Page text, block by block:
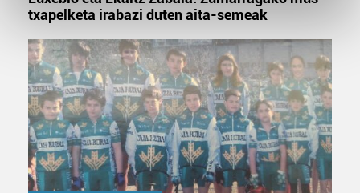
Find out more about how your personal data is processed
and set your preferences in the
Guk eta gure bazkideek zure datu pertsonalak
prozesatzen ditugu, zure IP zenbakia, besteak beste,
teknologia erabiliz, cookieak adibidez, iragarki eta eduki
pertsonalizatuak eskaintzeko, iragarkiak eta edukia
neurtzeko, jendeari buruzko informazioa biltzeko eta
produktuak garatzeko. Zure datuak nork eta zertarako
erabiltzen dituen hauta dezakezu.
txapelketa irabazi duten aita-semeak